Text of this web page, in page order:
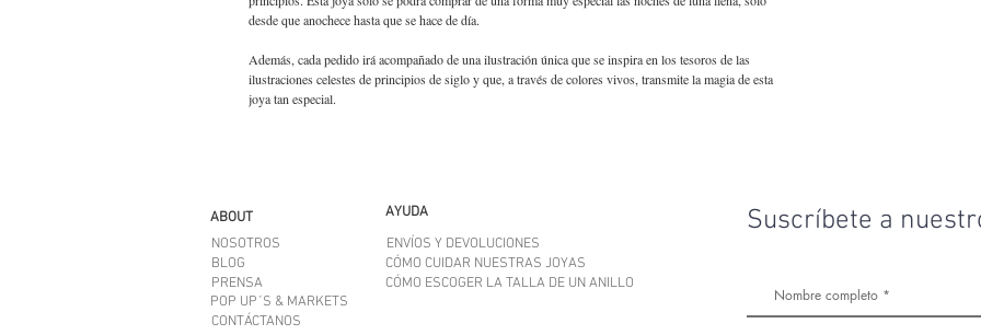
desde que anochece hasta que se hace de día.
Además, cada pedido irá acompañado de una ilustración única que se inspira en los tesoros de las
ilustraciones celestes de principios de siglo y que, a través de colores vivos, transmite la magia de esta
joya tan especial.
ABOUT
NOSOTROS
BLOG
POP UP´S & MARKETS
PRENSA
AYUDA
ENVÍOS Y DEVOLUCIONES
CÓMO CUIDAR NUESTRAS JOYAS
CÓMO ESCOGER LA TALLA DE UN ANILLO
CONTÁCTANOS
Suscríbete a